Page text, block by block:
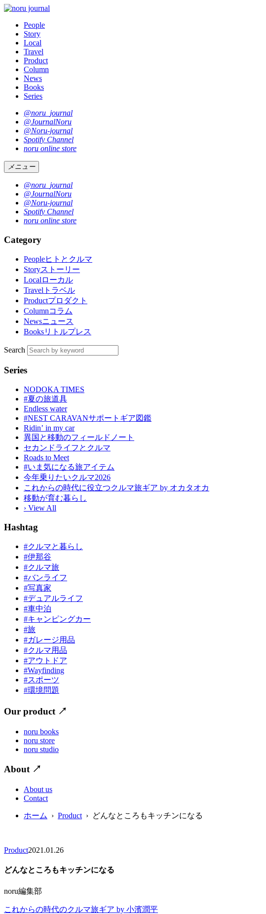
People
Story
Local
Travel
Product
Column
News
Books
Series
@noru_journal
@JournalNoru
@Noru-journal
Spotify Channel
noru online store
メニュー
@noru_journal
@JournalNoru
@Noru-journal
Spotify Channel
noru online store
Category
Peopleヒトとクルマ
Storyストーリー
Localローカル
Travel トラベル
Productプロダクト
Columnコラム
Newsニュース
Booksリトルプレス
Search
Series
NODOKA TIMES
#夏の旅道具
Endless water
#NEST CARAVANサポートギア図鑑
Ridinʼ in my car
異国と移動のフィールドノート
セカンドライフとクルマ
Roads to Meet
#いま気になる旅アイテム
今年乗りたいクルマ2026
これからの時代に役立つクルマ旅ギア by オカタオカ
移動が育む暮らし
› View All
Hashtag
#クルマと暮らし
#伊那谷
#クルマ旅
#バンライフ
#写真家
#デュアルライフ
#車中泊
#キャンピングカー
#旅
#ガレージ用品
#クルマ用品
#アウトドア
#Wayfinding
#スポーツ
#環境問題
Our product ↗
noru books
noru store
noru studio
About ↗
About us
Contact
ホーム › Product › どんなところもキッチンになる
Product2021.01.26
どんなところもキッチンになる
noru編集部
これからの時代のクルマ旅ギア by 小濱潤平